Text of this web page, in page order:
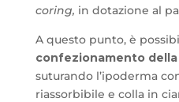
coring, in dotazione al
A questo punto, è
confezionamento
suturando l’ipoderma
riassorbibile e colla in